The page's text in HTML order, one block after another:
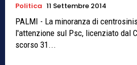
Politica 11 Settembre 2014
PALMI - La minoranza di
l'attenzione sul Psc, licenziato dal
scorso 31...